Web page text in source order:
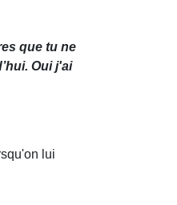
que tu ne
Oui j'ai
lui